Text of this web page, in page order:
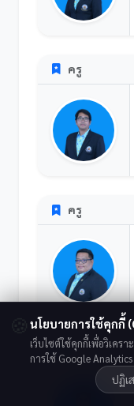
ครู
ครู
ครู
นโยบายการใช้คุกกี้
เว็บไซต์ใช้คุกกี้เพื่อวิเคร
การใช้ Google
ปฏิเ